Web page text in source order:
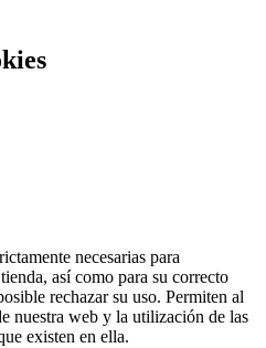
necesarias para
así como para su correcto
rechazar su uso. Permiten al
nuestra web y la utilización de las
existen en ella.